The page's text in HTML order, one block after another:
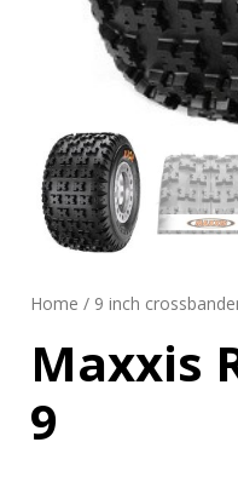
Home / 9 inch
Maxxis
9